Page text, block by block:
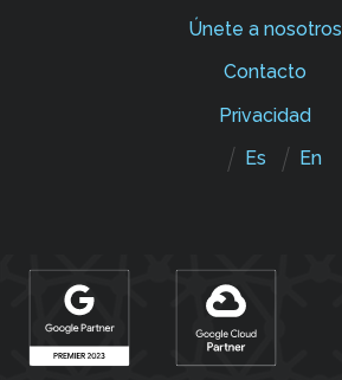
Únete a nosotros
Contacto
Privacidad
Es
En